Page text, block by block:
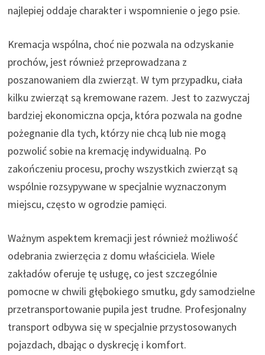
najlepiej oddaje charakter i wspomnienie o jego psie.
Kremacja wspólna, choć nie pozwala na odzyskanie
prochów, jest również przeprowadzana z
poszanowaniem dla zwierząt. W tym przypadku, ciała
kilku zwierząt są kremowane razem. Jest to zazwyczaj
bardziej ekonomiczna opcja, która pozwala na godne
pożegnanie dla tych, którzy nie chcą lub nie mogą
pozwolić sobie na kremację indywidualną. Po
zakończeniu procesu, prochy wszystkich zwierząt są
wspólnie rozsypywane w specjalnie wyznaczonym
miejscu, często w ogrodzie pamięci.
Ważnym aspektem kremacji jest również możliwość
odebrania zwierzęcia z domu właściciela. Wiele
zakładów oferuje tę usługę, co jest szczególnie
pomocne w chwili głębokiego smutku, gdy samodzielne
przetransportowanie pupila jest trudne. Profesjonalny
transport odbywa się w specjalnie przystosowanych
pojazdach, dbając o dyskrecję i komfort.